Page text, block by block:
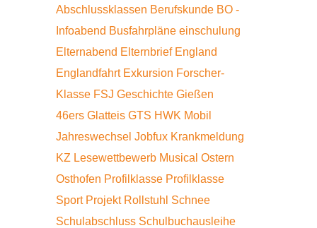
Abschlussklassen Berufskunde BO -
Infoabend Busfahrpläne einschulung
Elternabend Elternbrief England
Englandfahrt Exkursion Forscher-
Klasse FSJ Geschichte Gießen
46ers Glatteis GTS HWK Mobil
Jahreswechsel Jobfux Krankmeldung
KZ Lesewettbewerb Musical Ostern
Osthofen Profilklasse Profilklasse
Sport Projekt Rollstuhl Schnee
Schulabschluss Schulbuchausleihe